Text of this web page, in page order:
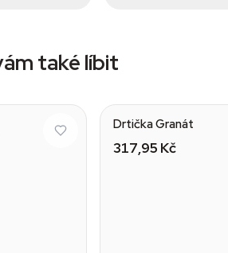
také líbit
Drtička Granát
317,95 Kč